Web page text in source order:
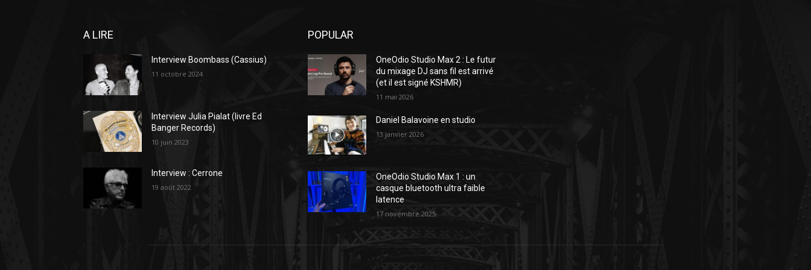
A LIRE
Interview Boombass (Cassius)
11 octobre 2024
Interview Julia Pialat (livre Ed
Banger Records)
10 juin 2023
Interview : Cerrone
19 août 2022
POPULAR
OneOdio Studio Max 2 : Le futur
du mixage DJ sans fil est arrivé
(et il est signé KSHMR)
11 mai 2026
Daniel Balavoine en studio
13 janvier 2026
OneOdio Studio Max 1 : un
casque bluetooth ultra faible
latence
17 novembre 2025